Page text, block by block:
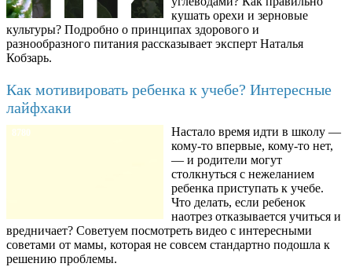
кушать орехи и зерновые
культуры? Подробно о принципах здорового и
разнообразного питания рассказывает эксперт Наталья
Кобзарь.
Как мотивировать ребенка к учебе? Интересные
лайфхаки
8780
Настало время идти в школу —
кому-то впервые, кому-то нет,
— и родители могут
столкнуться с нежеланием
ребенка приступать к учебе.
Что делать, если ребенок
наотрез отказывается учиться и
вредничает? Советуем посмотреть видео с интересными
советами от мамы, которая не совсем стандартно подошла к
решению проблемы.